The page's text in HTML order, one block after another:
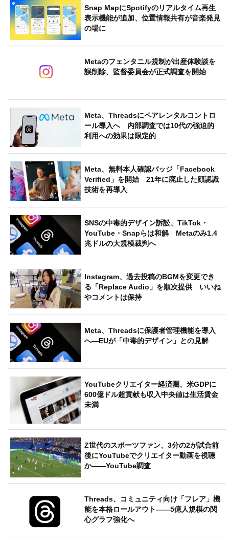
Snap MapにSpotifyのリアルタイム再生
表示機能が追加、位置情報共有が音楽発見
の場に
Metaのフェンタニル規制が出産体験談を
誤削除、監督委員会が正式調査を開始
Meta、Threadsにペアレンタルコントロ
ール導入へ 内部調査では10代の強迫的
利用への効果は限定的
Meta、無料本人確認バッジ「Facebook
Verified」を開始 21年に廃止した顔認識
技術を再導入
SNSの中毒的デザイン訴訟、TikTok・
YouTube・Snapらは和解 Metaのみ1.4
兆ドルの大規模裁判へ
Instagram、過去投稿のBGMを変更でき
る「Replace Audio」を順次提供 いいね
やコメントは保持
Meta、Threadsに保護者管理機能を導入
へ―EUが「中毒的デザイン」との見解
YouTubeクリエイター経済圏、米GDPに
600億ドル超貢献も収入中央値は生活賃金
未満
Z世代のスポーツファン、3分の2が試合前
後にYouTubeでクリエイター動画を視聴
か――YouTube調査
Threads、コミュニティ向け「フレア」機
能を本格ロールアウト――5億人規模の関
心グラフ強化へ